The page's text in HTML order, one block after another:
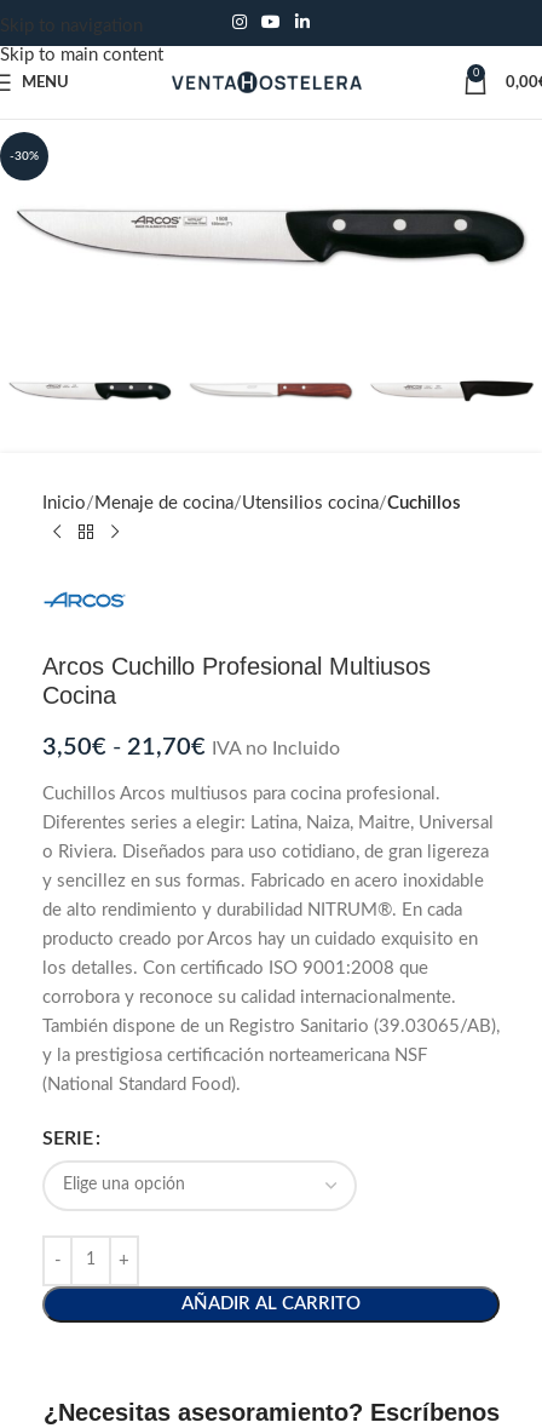
Skip to navigation
Skip to main content
MENU
0
0,00
-30%
Inicio Menaje de cocina Utensilios cocina Cuchillos
Arcos Cuchillo Profesional Multiusos
Cocina
3,50€ - 21,70€ IVA no Incluido
Cuchillos Arcos multiusos para cocina profesional.
Diferentes series a elegir: Latina, Naiza, Maitre, Universal
o Riviera. Diseñados para uso cotidiano, de gran ligereza
y sencillez en sus formas. Fabricado en acero inoxidable
de alto rendimiento y durabilidad NITRUM®. En cada
producto creado por Arcos hay un cuidado exquisito en
los detalles. Con certificado ISO 9001:2008 que
corrobora y reconoce su calidad internacionalmente.
También dispone de un Registro Sanitario (39.03065/AB),
y la prestigiosa certificación norteamericana NSF
(National Standard Food).
SERIE
AÑADIR AL CARRITO
¿Necesitas asesoramiento? Escríbenos